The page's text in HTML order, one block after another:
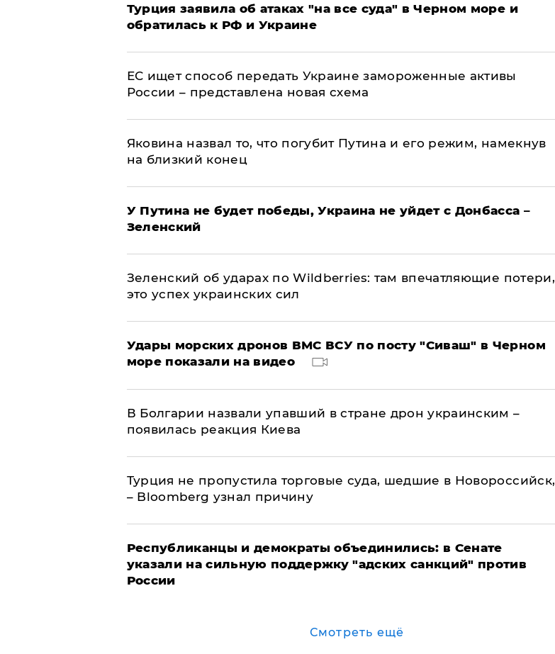
Турция заявила об атаках "на все суда" в Черном море и
обратилась к РФ и Украине
ЕС ищет способ передать Украине замороженные активы
России – представлена новая схема
Яковина назвал то, что погубит Путина и его режим, намекнув
на близкий конец
У Путина не будет победы, Украина не уйдет с Донбасса –
Зеленский
Зеленский об ударах по Wildberries: там впечатляющие потери,
это успех украинских сил
Удары морских дронов ВМС ВСУ по посту "Сиваш" в Черном
море показали на видео
В Болгарии назвали упавший в стране дрон украинским –
появилась реакция Киева
Турция не пропустила торговые суда, шедшие в Новороссийск,
– Bloomberg узнал причину
Республиканцы и демократы объединились: в Сенате
указали на сильную поддержку "адских санкций" против
России
Смотреть ещё